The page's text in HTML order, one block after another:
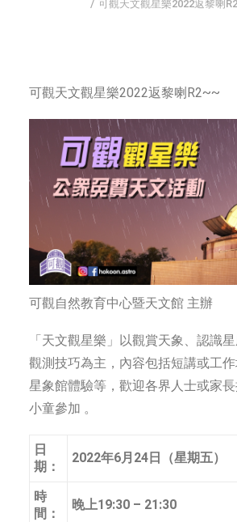
可觀天文觀星樂2022返黎喇
可觀天文觀星樂2022返黎喇R2~~
可觀自然教育中心暨天文館 主辦
「天文觀星樂」以觀賞天象、認識
觀測技巧為主，內容包括短講或工
星象館體驗等，歡迎各界人士或家
小童參加 。
日
期：
2022年6月24日（星期五）
時
間：
晚上19:30 – 21:30